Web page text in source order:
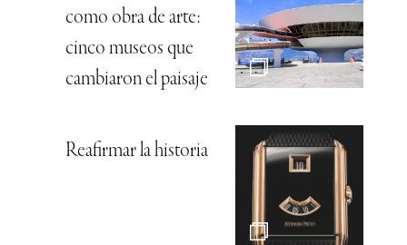
como obra de arte:
cinco museos que
cambiaron el paisaje
Reafirmar la historia